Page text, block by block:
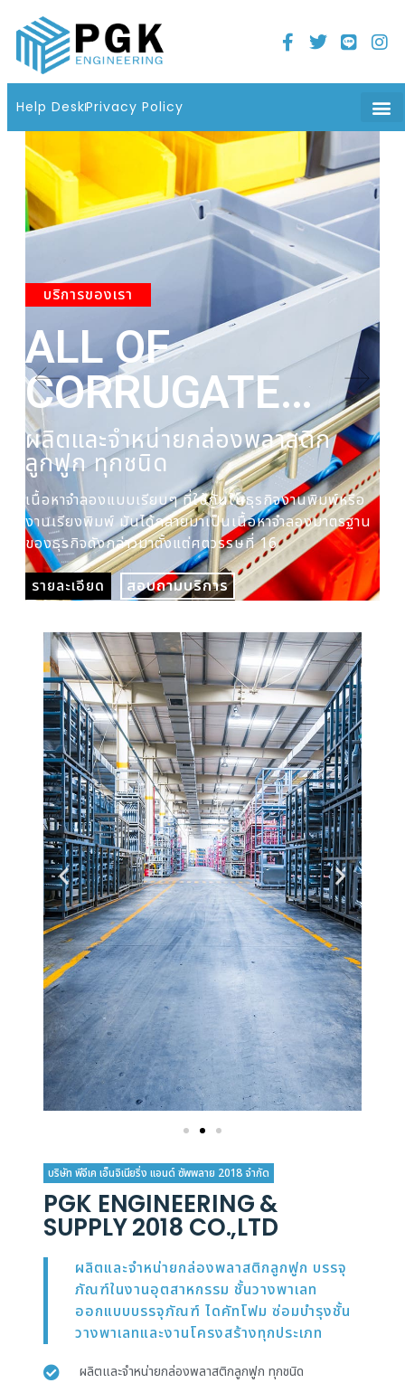
Help DeskPrivacy Policy
Home
21 มิถุนายน 2022
บริการของเรา
ALL OF
CORRUGATE
PLASTIC BOX
ผลิตและจำหน่ายกล่องพลาสติก
ลูกฟูก ทุกชนิด
เนื้อหาจำลองแบบเรียบๆ ที่ใช้กันในธุรกิจงานพิมพ์หรือ
งานเรียงพิมพ์ มันได้กลายมาเป็นเนื้อหาจำลองมาตรฐาน
ของธุรกิจดังกล่าวมาตั้งแต่ศตวรรษที่ 16
รายละเอียด
สอบถามบริการ
บริษัท พีจีเค เอ็นจิเนียริ่ง แอนด์ ซัพพลาย 2018 จำกัด
PGK ENGINEERING &
SUPPLY 2018 CO.,LTD
ผลิตและจำหน่ายกล่องพลาสติกลูกฟูก บรรจุ
ภัณฑ์ในงานอุตสาหกรรม ชั้นวางพาเลท
ออกแบบบรรจุภัณฑ์ ไดคัทโฟม ซ่อมบำรุงชั้น
วางพาเลทและงานโครงสร้างทุกประเภท
ผลิตและจำหน่ายกล่องพลาสติกลูกฟูก ทุกชนิด